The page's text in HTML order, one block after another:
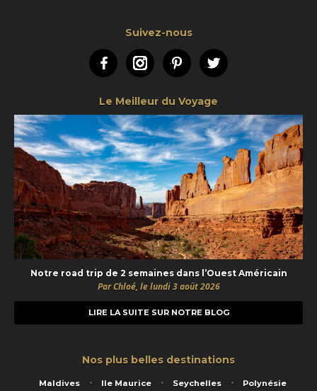
Suivez-nous
FacebookInstagramPinterestTwitter
Le Meilleur du Voyage
Notre road trip de 2 semaines dans l’Ouest Américain
Par Chloé, le lundi 3 août 2026
LIRE LA SUITE SUR NOTRE BLOG
Nos plus belles destinations
Maldives Ile Maurice Seychelles Polynésie